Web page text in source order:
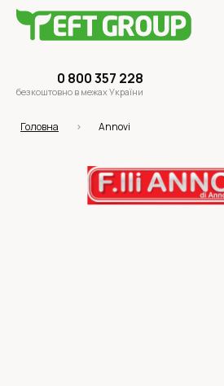
0 800 357 228
безкоштовно в межах України
Головна Annovi